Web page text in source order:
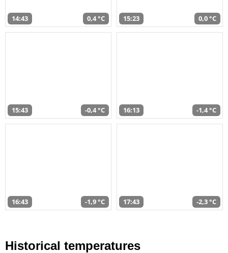
14:43 0,4 °C 15:23 0,0 °C
15:43 -0,4 °C 16:13 -1,4 °C
16:43 -1,9 °C 17:43 -2,3 °C
Historical temperatures